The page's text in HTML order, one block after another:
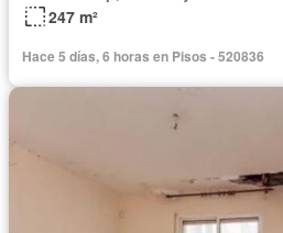
247 m²
Hace 5 días, 6 horas en Pisos - 520836